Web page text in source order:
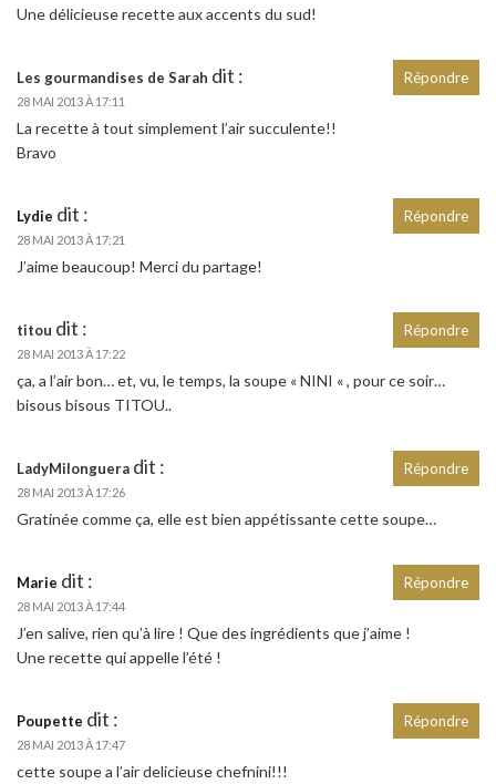
Une délicieuse recette aux accents du sud!
Les gourmandises de Sarah dit :
28 MAI 2013 À 17:11
La recette à tout simplement l’air succulente!!
Bravo
Répondre
Lydie dit :
28 MAI 2013 À 17:21
J’aime beaucoup! Merci du partage!
Répondre
titou dit :
28 MAI 2013 À 17:22
ça, a l’air bon… et, vu, le temps, la soupe « NINI « , pour ce soir…
bisous bisous TITOU..
Répondre
LadyMilonguera dit :
28 MAI 2013 À 17:26
Gratinée comme ça, elle est bien appétissante cette soupe…
Répondre
Marie dit :
28 MAI 2013 À 17:44
J’en salive, rien qu’à lire ! Que des ingrédients que j’aime !
Une recette qui appelle l’été !
Répondre
Poupette dit :
28 MAI 2013 À 17:47
cette soupe a l’air delicieuse chefnini!!!
Répondre